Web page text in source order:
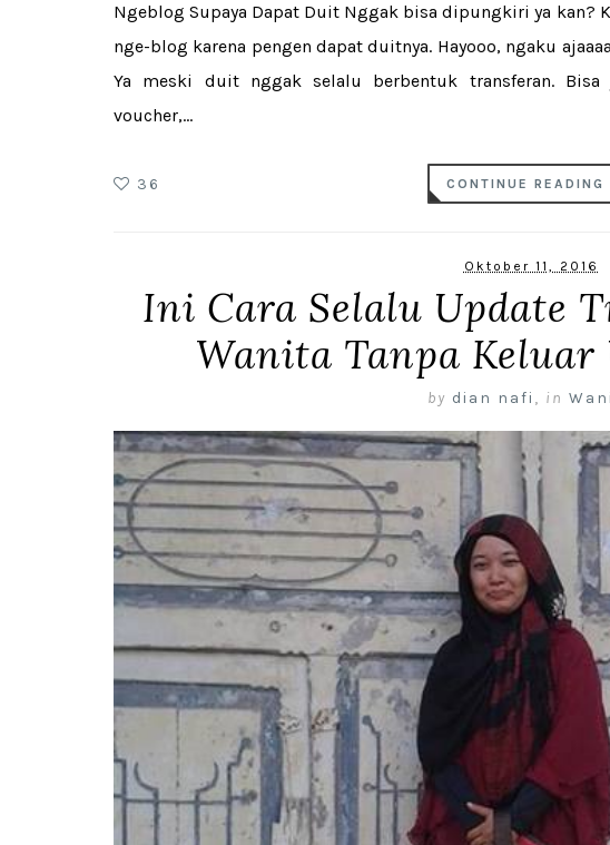
Ngeblog Supaya Dapat Duit Nggak bisa dipungkiri ya kan?
nge-blog karena pengen dapat duitnya. Hayooo, ngaku
Ya meski duit nggak selalu berbentuk transferan. Bisa
voucher,...
36 CONTINUE READING
Oktober 11, 2016
Ini Cara Selalu Update
Wanita Tanpa Keluar
by dian nafi , in